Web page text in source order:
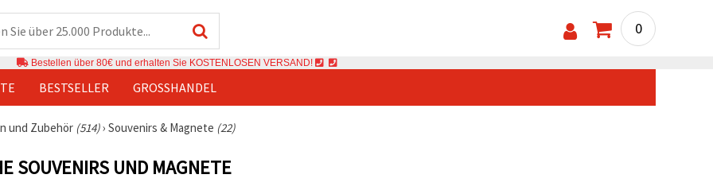
0
Bestellen über 80€ und erhalten Sie KOSTENLOSEN VERSAND!
BESTSELLER GROSSHANDEL
und Zubehör (514)› Souvenirs & Magnete (22)
SOUVENIRS UND MAGNETE